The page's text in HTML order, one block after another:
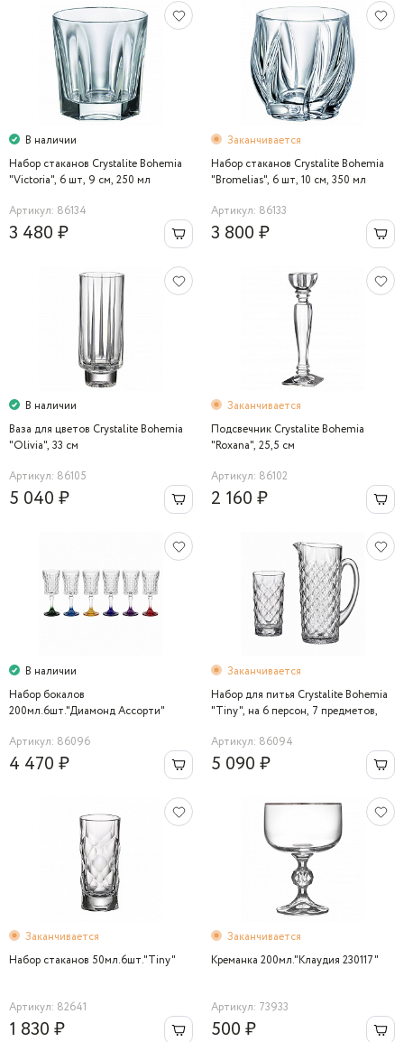
В наличии
Набор стаканов Crystalite Bohemia
"Victoria", 6 шт, 9 см, 250 мл
Артикул: 86134
3 480 ₽
Заканчивается
Набор стаканов Crystalite Bohemia
"Bromelias", 6 шт, 10 см, 350 мл
Артикул: 86133
3 800 ₽
В наличии
Ваза для цветов Crystalite Bohemia
"Olivia", 33 см
Артикул: 86105
5 040 ₽
Заканчивается
Подсвечник Crystalite Bohemia
"Roxana", 25,5 см
Артикул: 86102
2 160 ₽
В наличии
Набор бокалов
200мл.6шт."Диамонд Ассорти"
Артикул: 86096
4 470 ₽
Заканчивается
Набор для питья Crystalite Bohemia
"Tiny", на 6 персон, 7 предметов,
Артикул: 86094
5 090 ₽
Заканчивается
Набор стаканов 50мл.6шт."Tiny"
Артикул: 82641
1 830 ₽
Заканчивается
Креманка 200мл."Клаудия 230117"
Артикул: 73933
500 ₽